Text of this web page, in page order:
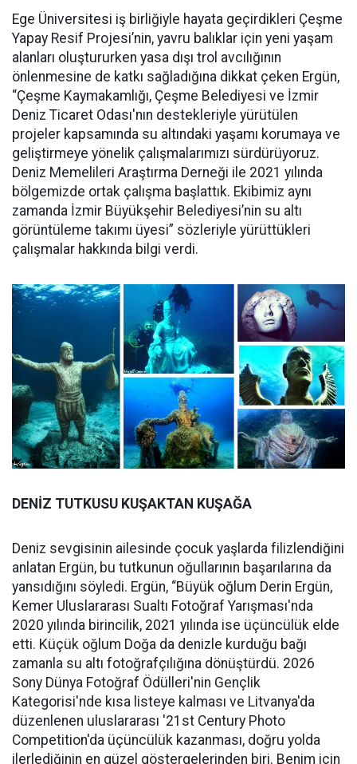
Ege Üniversitesi iş birliğiyle hayata geçirdikleri Çeşme
Yapay Resif Projesi’nin, yavru balıklar için yeni yaşam
alanları oluştururken yasa dışı trol avcılığının
önlenmesine de katkı sağladığına dikkat çeken Ergün,
“Çeşme Kaymakamlığı, Çeşme Belediyesi ve İzmir
Deniz Ticaret Odası'nın destekleriyle yürütülen
projeler kapsamında su altındaki yaşamı korumaya ve
geliştirmeye yönelik çalışmalarımızı sürdürüyoruz.
Deniz Memelileri Araştırma Derneği ile 2021 yılında
bölgemizde ortak çalışma başlattık. Ekibimiz aynı
zamanda İzmir Büyükşehir Belediyesi’nin su altı
görüntüleme takımı üyesi” sözleriyle yürüttükleri
çalışmalar hakkında bilgi verdi.
DENİZ TUTKUSU KUŞAKTAN KUŞAĞA
Deniz sevgisinin ailesinde çocuk yaşlarda filizlendiğini
anlatan Ergün, bu tutkunun oğullarının başarılarına da
yansıdığını söyledi. Ergün, “Büyük oğlum Derin Ergün,
Kemer Uluslararası Sualtı Fotoğraf Yarışması'nda
2020 yılında birincilik, 2021 yılında ise üçüncülük elde
etti. Küçük oğlum Doğa da denizle kurduğu bağı
zamanla su altı fotoğrafçılığına dönüştürdü. 2026
Sony Dünya Fotoğraf Ödülleri'nin Gençlik
Kategorisi'nde kısa listeye kalması ve Litvanya'da
düzenlenen uluslararası '21st Century Photo
Competition'da üçüncülük kazanması, doğru yolda
ilerlediğinin en güzel göstergelerinden biri. Benim için